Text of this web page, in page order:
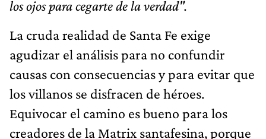
los ojos para cegarte de la verdad".
La cruda realidad de Santa Fe exige
agudizar el análisis para no confundir
causas con consecuencias y para evitar que
los villanos se disfracen de héroes.
Equivocar el camino es bueno para los
creadores de la Matrix santafesina, porque